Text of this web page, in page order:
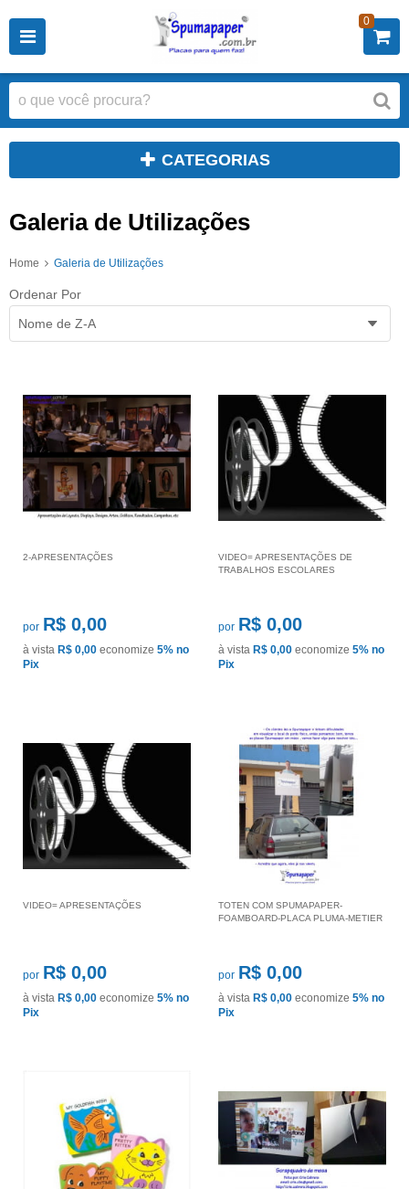
0
CATEGORIAS
Galeria de Utilizações
Home Galeria de Utilizações
Ordenar Por
Nome de Z-A
2-APRESENTAÇÕES
por R$ 0,00
à vista R$ 0,00 economize 5% no
Pix
VIDEO= APRESENTAÇÕES DE
TRABALHOS ESCOLARES
por R$ 0,00
à vista R$ 0,00 economize 5% no
Pix
VIDEO= APRESENTAÇÕES
por R$ 0,00
à vista R$ 0,00 economize 5% no
Pix
TOTEN COM SPUMAPAPER-
FOAMBOARD-PLACA PLUMA-METIER
por R$ 0,00
à vista R$ 0,00 economize 5% no
Pix